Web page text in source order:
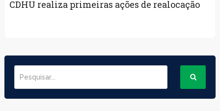
CDHU realiza primeiras ações de realocação